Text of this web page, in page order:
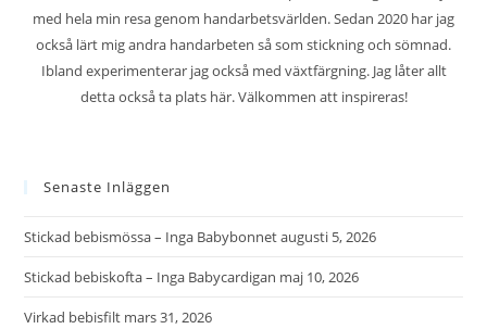
med hela min resa genom handarbetsvärlden. Sedan 2020 har jag
också lärt mig andra handarbeten så som stickning och sömnad.
Ibland experimenterar jag också med växtfärgning. Jag låter allt
detta också ta plats här. Välkommen att inspireras!
Senaste Inläggen
Stickad bebismössa – Inga Babybonnetaugusti 5, 2026
Stickad bebiskofta – Inga Babycardigan maj 10, 2026
Virkad bebisfilt mars 31, 2026